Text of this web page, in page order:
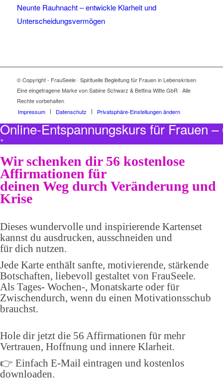
Neunte Rauhnacht – entwickle Klarheit und
Unterscheidungsvermögen
© Copyright - FrauSeele · Spirituelle Begleitung für Frauen in Lebenskrisen
Eine eingetragene Marke von Sabine Schwarz & Bettina Witte GbR · Alle
Rechte vorbehalten
Impressum
Datenschutz Privatsphäre-Einstellungen ändern
Online-Entspannungskurs für Frauen
+
Wir schenken dir 56 kostenlose
Affirmationen für
deinen Weg durch Veränderung und
Krise
Dieses wundervolle und inspirierende Kartenset
kannst du ausdrucken, ausschneiden und
für dich nutzen.
Jede Karte enthält sanfte, motivierende, stärkende
Botschaften, liebevoll gestaltet von FrauSeele.
Als Tages- Wochen-, Monatskarte oder für
Zwischendurch, wenn du einen Motivationsschub
brauchst.
Hole dir jetzt die 56 Affirmationen für mehr
Vertrauen, Hoffnung und innere Klarheit.
👉 Einfach E-Mail eintragen und kostenlos
downloaden.